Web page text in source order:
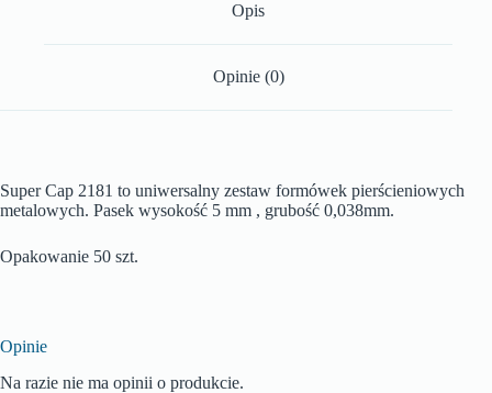
Opis
Opinie (0)
Super Cap 2181 to uniwersalny zestaw formówek pierścieniowych
metalowych. Pasek wysokość 5 mm , grubość 0,038mm.
Opakowanie 50 szt.
Opinie
Na razie nie ma opinii o produkcie.